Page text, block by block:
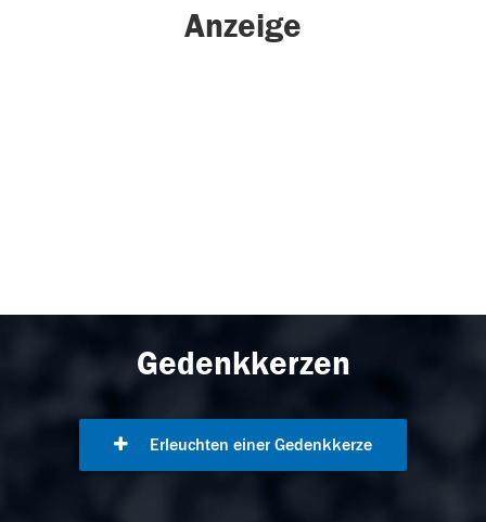
Anzeige
Gedenkkerzen
Erleuchten einer Gedenkkerze